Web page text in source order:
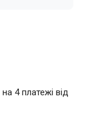
на 4 платежі від